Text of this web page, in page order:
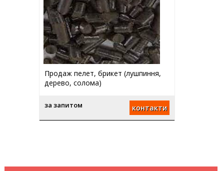
Продаж пелет, брикет (лушпиння,
дерево, солома)
за запитом контакти